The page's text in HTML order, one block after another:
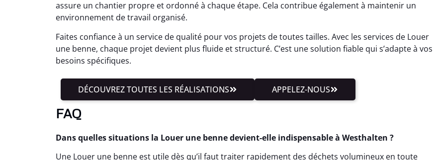
assure un chantier propre et ordonné à chaque étape. Cela contribue également à maintenir un
environnement de travail organisé.
Faites confiance à un service de qualité pour vos projets de toutes tailles. Avec les services de Louer
une benne, chaque projet devient plus fluide et structuré. C’est une solution fiable qui s’adapte à vos
besoins spécifiques.
DÉCOUVREZ TOUTES LES RÉALISATIONS APPELEZ-NOUS
FAQ
Dans quelles situations la Louer une benne devient-elle indispensable à Westhalten ?
Une Louer une benne est utile dès qu’il faut traiter rapidement des déchets volumineux en toute